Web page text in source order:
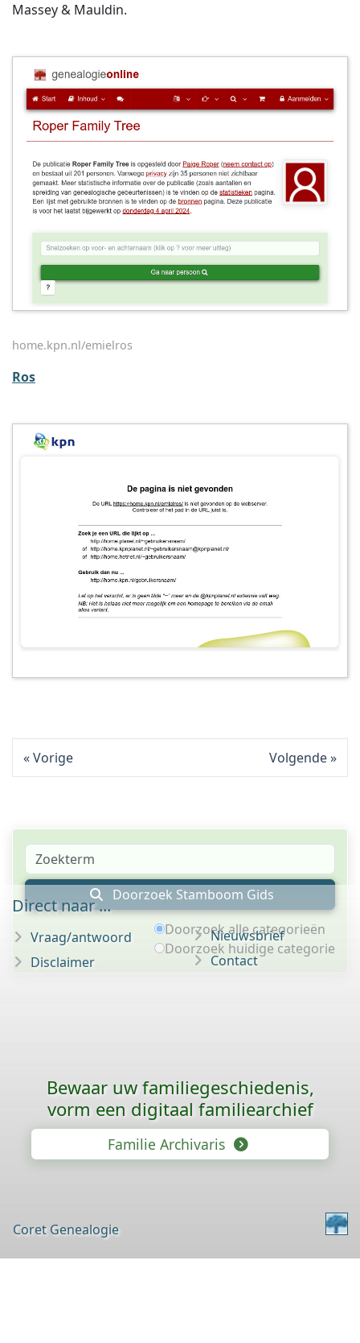
Massey & Mauldin.
home.kpn.nl/emielros
Ros
Vorige Volgende
Doorzoek Stamboom Gids
Doorzoek alle categorieën
Doorzoek huidige categorie
Direct naar ...
Vraag/antwoord
Disclaimer
Nieuwsbrief
Contact
Bewaar uw familie­geschiedenis,
vorm een digitaal familiearchief
Familie Archivaris
Coret Genealogie